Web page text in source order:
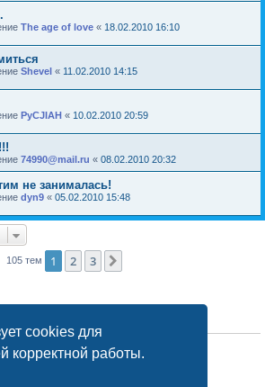
cookies для
корректной работы.
The age of love « 18.02.2010 16:10
Shevel « 11.02.2010 14:15
PyCJIAH « 10.02.2010 20:59
74990@mail.ru « 08.02.2010 20:32
не занималась!
dyn9 « 05.02.2010 15:48
105 тем 1 2 3